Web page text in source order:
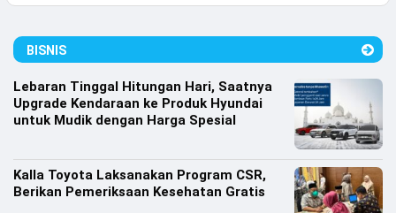
Olahraga
Bola
BISNIS
Lebaran Tinggal Hitungan Hari, Saatnya
Upgrade Kendaraan ke Produk Hyundai
untuk Mudik dengan Harga Spesial
Kalla Toyota Laksanakan Program CSR,
Berikan Pemeriksaan Kesehatan Gratis